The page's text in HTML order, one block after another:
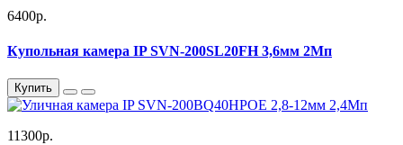
6400р.
Купольная камера IP SVN-200SL20FH 3,6мм 2Мп
Купить
11300р.